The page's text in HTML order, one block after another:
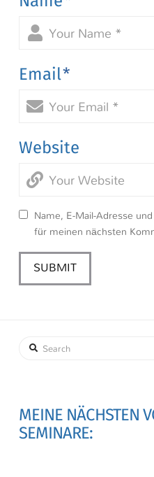
Email*
Website
Name, E-Mail-Adresse
für meinen nächsten
Search
MEINE NÄCHSTEN
SEMINARE: